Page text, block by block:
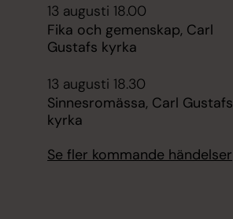
13 augusti 18.00
Fika och gemenskap, Carl
Gustafs kyrka
13 augusti 18.30
Sinnesromässa, Carl Gustafs
kyrka
Se fler kommande händelser